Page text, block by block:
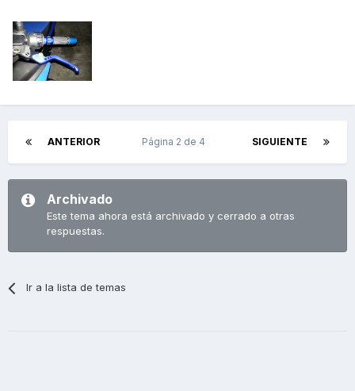
ANTERIOR SIGUIENTE
Página 2 de 4
Archivado
Este tema ahora está archivado y cerrado a otras
respuestas.
Ir a la lista de temas